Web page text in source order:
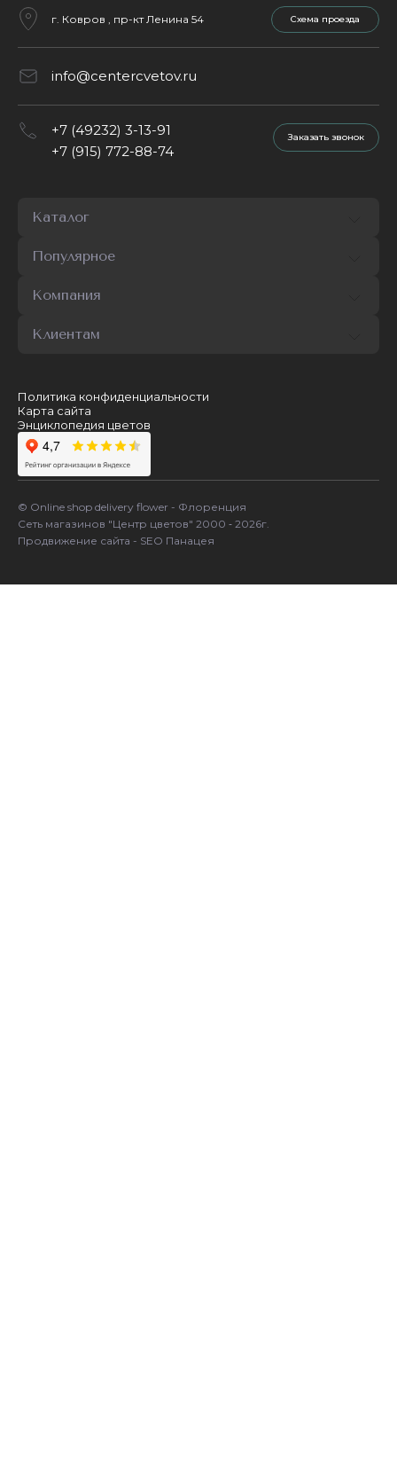
г. Ковров , пр-кт Ленина 54 Cхема проезда
info@centercvetov.ru
+7 (49232) 3-13-91
+7 (915) 772-88-74
Заказать звонок
Каталог
Популярное
Компания
Клиентам
© Online shop delivery flower - Флоренция
Сеть магазинов "Центр цветов" 2000 ‐ 2026г.
Продвижение сайта - SEO Панацея
Политика конфиденциальности
Карта сайта
Энциклопедия цветов